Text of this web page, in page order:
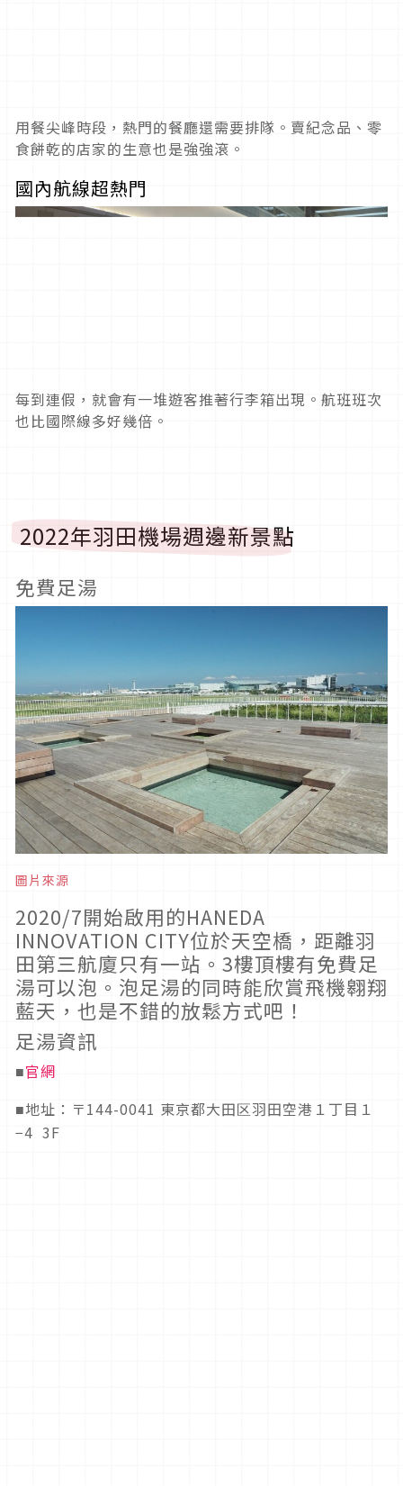
用餐尖峰時段，熱門的餐廳還需要排隊。賣紀念品、零
食餅乾的店家的生意也是強強滾。
國內航線超熱門
每到連假，就會有一堆遊客推著行李箱出現。航班班次
也比國際線多好幾倍。
2022年羽田機場週邊新景點
免費足湯
圖片來源
2020/7開始啟用的HANEDA
INNOVATION CITY位於天空橋，距離羽
田第三航廈只有一站。3樓頂樓有免費足
湯可以泡。泡足湯的同時能欣賞飛機翱翔
藍天，也是不錯的放鬆方式吧！
足湯資訊
■官網
■地址：〒144-0041 東京都大田区羽田空港１丁目１
−4 3F